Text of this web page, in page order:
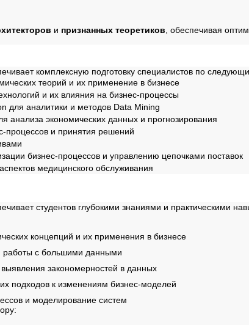
и признанных теоретиков , обеспечивая
комплексную подготовку специалистов по
теорий и их применение в бизнесе
и их влияния на бизнес-процессы
для аналитики и методов Data Mining
анализа экономических данных и прогнозирования
процессов и принятия решений
бизнес-процессов и управлению цепочками поставок
медицинского обслуживания
студентов глубокими знаниями и практическими
концепций и их применения в бизнесе
работы с большими данными
закономерностей в данных
подходов к изменениям бизнес-моделей
и моделирование систем